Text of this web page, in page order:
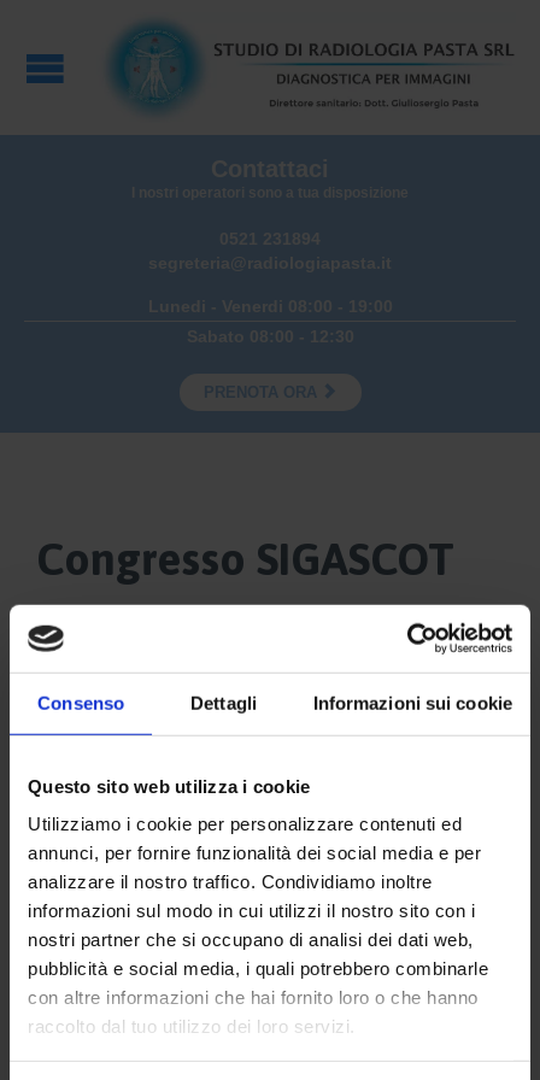
Consenso Dettagli Informazioni sui cookie
Questo sito web utilizza i cookie
Utilizziamo i cookie per personalizzare contenuti ed
annunci, per fornire funzionalità dei social media e per
analizzare il nostro traffico. Condividiamo inoltre
informazioni sul modo in cui utilizzi il nostro sito con i
nostri partner che si occupano di analisi dei dati web,
pubblicità e social media, i quali potrebbero combinarle
con altre informazioni che hai fornito loro o che hanno
raccolto dal tuo utilizzo dei loro servizi.
Contattaci
I nostri operatori sono a tua disposizione
0521 231894
segreteria@radiologiapasta.it
Lunedi - Venerdi 08:00 - 19:00
Sabato 08:00 - 12:30
PRENOTA ORA 
Congresso SIGASCOT
Video
Player
00:00 02:11